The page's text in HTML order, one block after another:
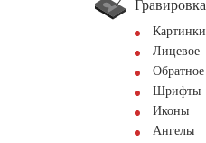
Гравировка
Картинки
Лицевое
Обратное
Шрифты
Иконы
Ангелы